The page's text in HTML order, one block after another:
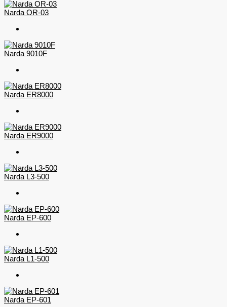
Narda OR-03
Narda 9010F
Narda ER8000
Narda ER9000
Narda L3-500
Narda EP-600
Narda L1-500
Narda EP-601